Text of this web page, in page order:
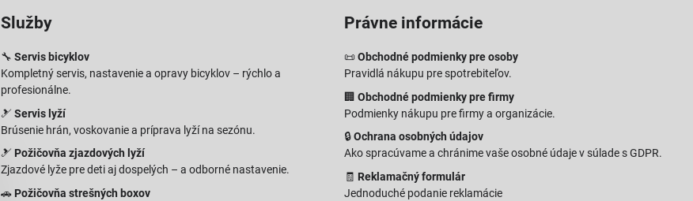
Služby
🔧 Servis bicyklov
Kompletný servis, nastavenie a opravy bicyklov – rýchlo a
profesionálne.
🎿 Servis lyží
Brúsenie hrán, voskovanie a príprava lyží na sezónu.
🎿 Požičovňa zjazdových lyží
Zjazdové lyže pre deti aj dospelých – a odborné nastavenie.
🚗 Požičovňa strešných boxov
Právne informácie
📜Obchodné podmienky pre osoby
Pravidlá nákupu pre spotrebiteľov.
🏢Obchodné podmienky pre firmy
Podmienky nákupu pre firmy a organizácie.
🔒Ochrana osobných údajov
Ako spracúvame a chránime vaše osobné údaje v súlade s GDPR.
🧾 Reklamačný formulár
Jednoduché podanie reklamácie